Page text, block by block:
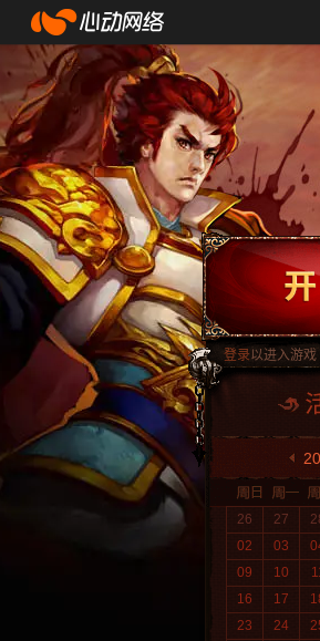
登录以进入游戏
26 27
02
03
09
10
16
17
23
24